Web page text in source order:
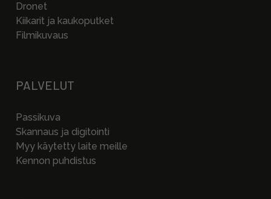
Dronet
Kiikarit ja kaukoputket
Filmikuvaus
PALVELUT
Passikuva
Skannaus ja digitointi
Myy käytetty laite meille
Kennon puhdistus